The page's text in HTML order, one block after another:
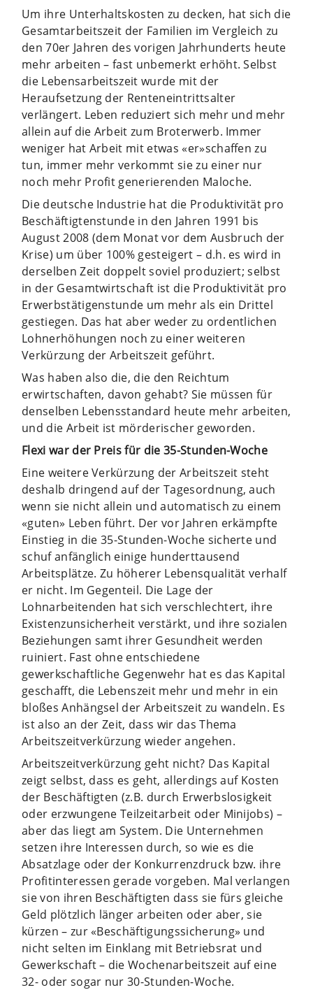
Um ihre Unterhaltskosten zu decken, hat sich die
Gesamtarbeitszeit der Familien im Vergleich zu
den 70er Jahren des vorigen Jahrhunderts heute
mehr arbeiten – fast unbemerkt erhöht. Selbst
die Lebensarbeitszeit wurde mit der
Heraufsetzung der Renteneintrittsalter
verlängert. Leben reduziert sich mehr und mehr
allein auf die Arbeit zum Broterwerb. Immer
weniger hat Arbeit mit etwas «er»schaffen zu
tun, immer mehr verkommt sie zu einer nur
noch mehr Profit generierenden Maloche.
Die deutsche Industrie hat die Produktivität pro
Beschäftigtenstunde in den Jahren 1991 bis
August 2008 (dem Monat vor dem Ausbruch der
Krise) um über 100% gesteigert – d.h. es wird in
derselben Zeit doppelt soviel produziert; selbst
in der Gesamtwirtschaft ist die Produktivität pro
Erwerbstätigenstunde um mehr als ein Drittel
gestiegen. Das hat aber weder zu ordentlichen
Lohnerhöhungen noch zu einer weiteren
Verkürzung der Arbeitszeit geführt.
Was haben also die, die den Reichtum
erwirtschaften, davon gehabt? Sie müssen für
denselben Lebensstandard heute mehr arbeiten,
und die Arbeit ist mörderischer geworden.
Flexi war der Preis für die 35-Stunden-Woche
Eine weitere Verkürzung der Arbeitszeit steht
deshalb dringend auf der Tagesordnung, auch
wenn sie nicht allein und automatisch zu einem
«guten» Leben führt. Der vor Jahren erkämpfte
Einstieg in die 35-Stunden-Woche sicherte und
schuf anfänglich einige hunderttausend
Arbeitsplätze. Zu höherer Lebensqualität verhalf
er nicht. Im Gegenteil. Die Lage der
Lohnarbeitenden hat sich verschlechtert, ihre
Existenzunsicherheit verstärkt, und ihre sozialen
Beziehungen samt ihrer Gesundheit werden
ruiniert. Fast ohne entschiedene
gewerkschaftliche Gegenwehr hat es das Kapital
geschafft, die Lebenszeit mehr und mehr in ein
bloßes Anhängsel der Arbeitszeit zu wandeln. Es
ist also an der Zeit, dass wir das Thema
Arbeitszeitverkürzung wieder angehen.
Arbeitszeitverkürzung geht nicht? Das Kapital
zeigt selbst, dass es geht, allerdings auf Kosten
der Beschäftigten (z.B. durch Erwerbslosigkeit
oder erzwungene Teilzeitarbeit oder Minijobs) –
aber das liegt am System. Die Unternehmen
setzen ihre Interessen durch, so wie es die
Absatzlage oder der Konkurrenzdruck bzw. ihre
Profitinteressen gerade vorgeben. Mal verlangen
sie von ihren Beschäftigten dass sie fürs gleiche
Geld plötzlich länger arbeiten oder aber, sie
kürzen – zur «Beschäftigungssicherung» und
nicht selten im Einklang mit Betriebsrat und
Gewerkschaft – die Wochenarbeitszeit auf eine
32- oder sogar nur 30-Stunden-Woche.